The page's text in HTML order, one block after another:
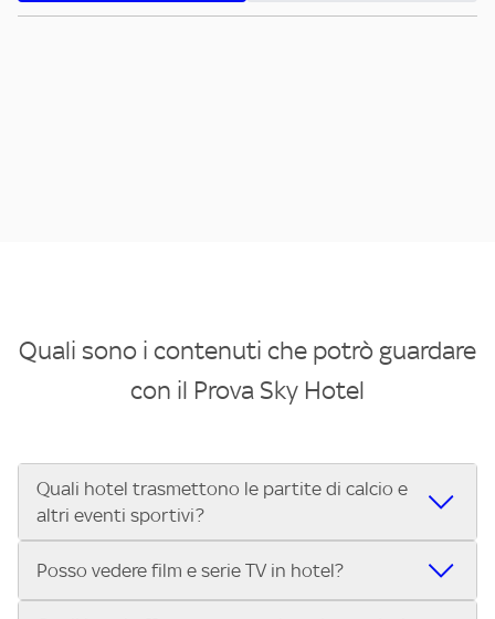
Quali sono i contenuti che potrò guardare
con il Prova Sky Hotel
Quali hotel trasmettono le partite di calcio e
altri eventi sportivi?
Se cerchi un hotel dove poter vedere le partite di Serie A,
Posso vedere film e serie TV in hotel?